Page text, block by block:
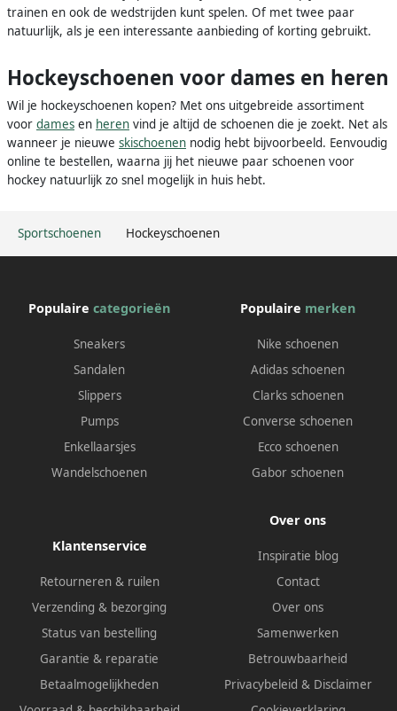
Sportschoenen Hockeyschoenen
trainen en ook de wedstrijden kunt spelen. Of met twee paar
natuurlijk, als je een interessante aanbieding of korting gebruikt.
Hockeyschoenen voor dames en heren
Wil je hockeyschoenen kopen? Met ons uitgebreide assortiment
voor dames en heren vind je altijd de schoenen die je zoekt. Net als
wanneer je nieuwe skischoenen nodig hebt bijvoorbeeld. Eenvoudig
online te bestellen, waarna jij het nieuwe paar schoenen voor
hockey natuurlijk zo snel mogelijk in huis hebt.
Populaire categorieën
Sneakers
Sandalen
Slippers
Pumps
Enkellaarsjes
Wandelschoenen
Populaire merken
Nike schoenen
Adidas schoenen
Clarks schoenen
Converse schoenen
Ecco schoenen
Gabor schoenen
Klantenservice
Retourneren & ruilen
Verzending & bezorging
Status van bestelling
Garantie & reparatie
Betaalmogelijkheden
Over ons
Inspiratie blog
Contact
Over ons
Samenwerken
Betrouwbaarheid
Privacybeleid & Disclaimer